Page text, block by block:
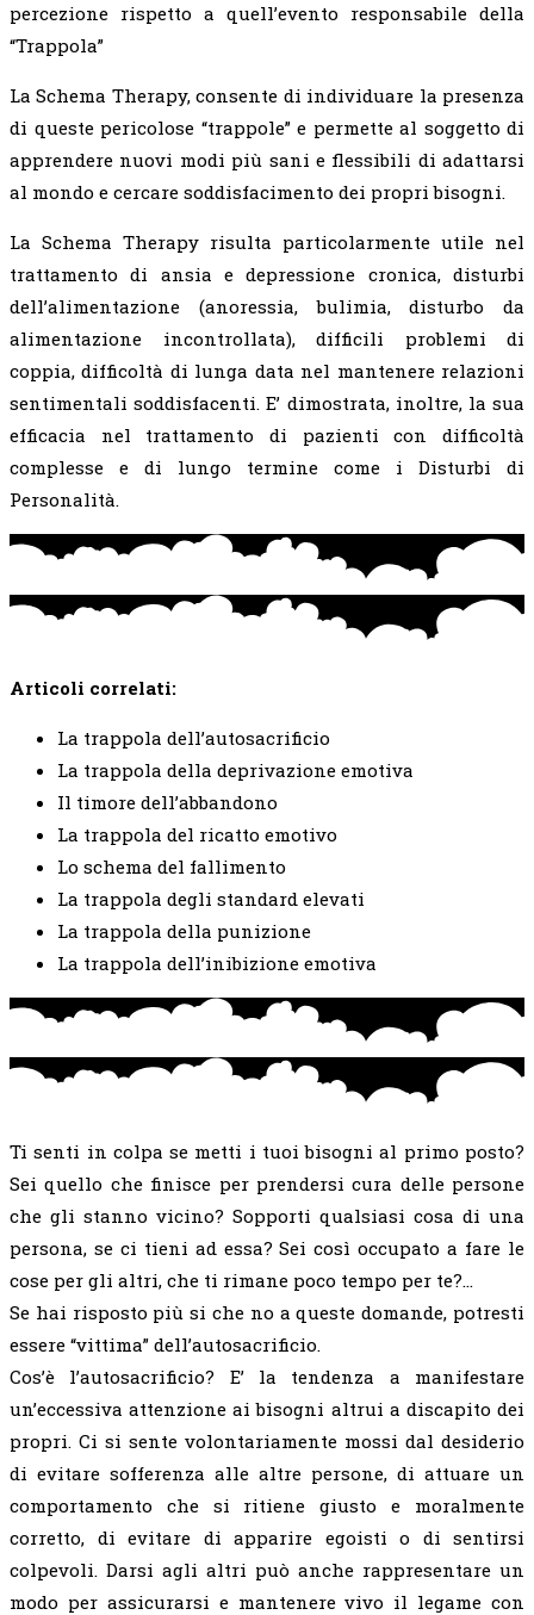
percezione rispetto a quell’evento responsabile della
“Trappola”
La Schema Therapy, consente di individuare la presenza
di queste pericolose “trappole” e permette al soggetto di
apprendere nuovi modi più sani e flessibili di adattarsi
al mondo e cercare soddisfacimento dei propri bisogni.
La Schema Therapy risulta particolarmente utile nel
trattamento di ansia e depressione cronica, disturbi
dell’alimentazione (anoressia, bulimia, disturbo da
alimentazione incontrollata), difficili problemi di
coppia, difficoltà di lunga data nel mantenere relazioni
sentimentali soddisfacenti. E’ dimostrata, inoltre, la sua
efficacia nel trattamento di pazienti con difficoltà
complesse e di lungo termine come i Disturbi di
Personalità.
Articoli correlati:
La trappola dell’autosacrificio
La trappola della deprivazione emotiva
Il timore dell’abbandono
La trappola del ricatto emotivo
Lo schema del fallimento
La trappola degli standard elevati
La trappola della punizione
La trappola dell’inibizione emotiva
Ti senti in colpa se metti i tuoi bisogni al primo posto?
Sei quello che finisce per prendersi cura delle persone
che gli stanno vicino? Sopporti qualsiasi cosa di una
persona, se ci tieni ad essa? Sei così occupato a fare le
cose per gli altri, che ti rimane poco tempo per te?…
Se hai risposto più si che no a queste domande, potresti
essere “vittima” dell’autosacrificio.
Cos’è l’autosacrificio? E’ la tendenza a manifestare
un’eccessiva attenzione ai bisogni altrui a discapito dei
propri. Ci si sente volontariamente mossi dal desiderio
di evitare sofferenza alle altre persone, di attuare un
comportamento che si ritiene giusto e moralmente
corretto, di evitare di apparire egoisti o di sentirsi
colpevoli. Darsi agli altri può anche rappresentare un
modo per assicurarsi e mantenere vivo il legame con